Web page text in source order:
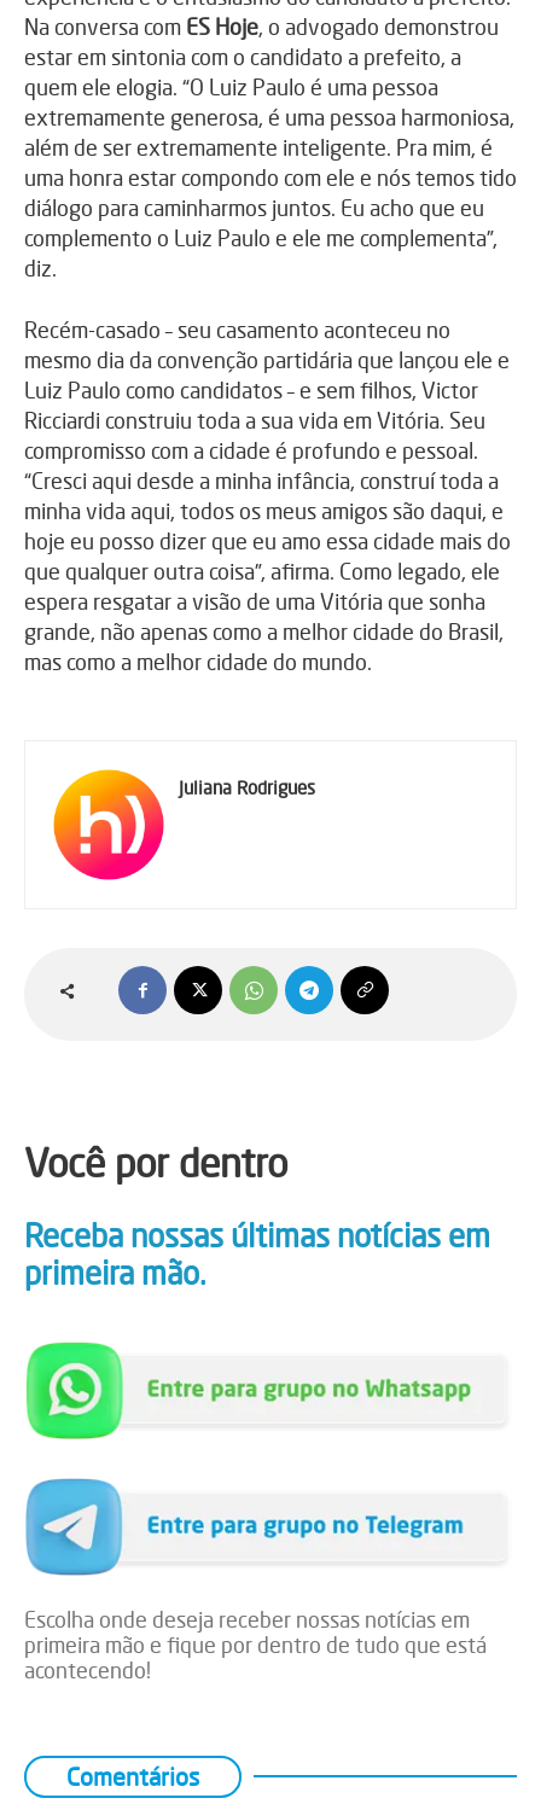
Na conversa com ES Hoje, o advogado demonstrou
estar em sintonia com o candidato a prefeito, a
quem ele elogia. “O Luiz Paulo é uma pessoa
extremamente generosa, é uma pessoa harmoniosa,
além de ser extremamente inteligente. Pra mim, é
uma honra estar compondo com ele e nós temos tido
diálogo para caminharmos juntos. Eu acho que eu
complemento o Luiz Paulo e ele me complementa”,
diz.
Recém-casado – seu casamento aconteceu no
mesmo dia da convenção partidária que lançou ele e
Luiz Paulo como candidatos – e sem filhos, Victor
Ricciardi construiu toda a sua vida em Vitória. Seu
compromisso com a cidade é profundo e pessoal.
“Cresci aqui desde a minha infância, construí toda a
minha vida aqui, todos os meus amigos são daqui, e
hoje eu posso dizer que eu amo essa cidade mais do
que qualquer outra coisa”, afirma. Como legado, ele
espera resgatar a visão de uma Vitória que sonha
grande, não apenas como a melhor cidade do Brasil,
mas como a melhor cidade do mundo.
Juliana Rodrigues
Você por dentro
Receba nossas últimas notícias em
primeira mão.
Escolha onde deseja receber nossas notícias em
primeira mão e fique por dentro de tudo que está
acontecendo!
Comentários